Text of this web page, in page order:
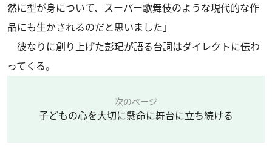
然に型が身について、スーパー歌舞伎のような現代的な作
品にも生かされるのだと思いました」
彼なりに創り上げた彭玘が語る台詞はダイレクトに伝わ
ってくる。
次のページ
子どもの心を大切に懸命に舞台に立ち続ける